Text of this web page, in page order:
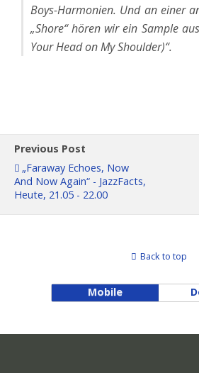
Boys-Harmonien. Und an einer
„Shore“ hören wir ein Sample
Your Head on My Shoulder)“.
Previous Post
„Faraway Echoes, Now
And Now Again“ - JazzFacts,
Heute, 21.05 - 22.00
Back to top
Mobile